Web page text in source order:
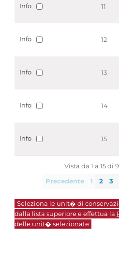
Info 11
Info 12
Info 13
Info 14
Info 15
Vista da 1 a 15 di
Precedente 1 2 3
Seleziona le unit� di
dalla lista superiore e effettua la
delle unit� selezionate